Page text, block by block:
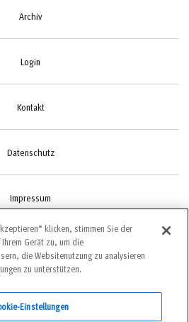
Archiv
Login
Kontakt
Datenschutz
Impressum
Einstellungen
klicken, stimmen Sie der
Gerät zu, um die
die Websitenutzung zu analysieren
zu unterstützen.
Einstellungen